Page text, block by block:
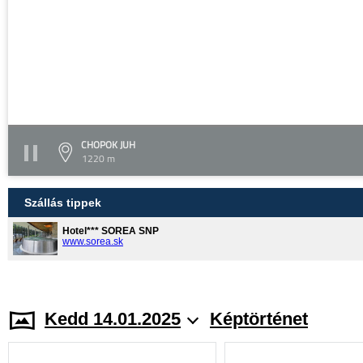
CHOPOK JUH
1220 m
Szállás tippek
Hotel*** SOREA SNP
www.sorea.sk
Kedd 14.01.2025 Képtörténet